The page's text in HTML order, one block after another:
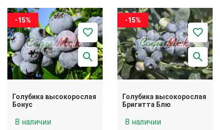
-15%
Голубика высокорослая
Бонус
В наличии
-15%
Голубика высокорослая
Бригитта Блю
В наличии